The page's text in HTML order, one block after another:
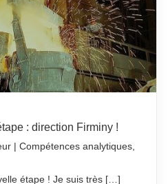
: direction Firminy !
| Compétences analytiques,
étape ! Je suis très […]